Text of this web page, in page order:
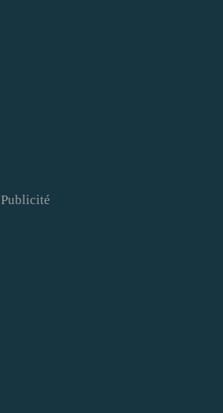
Publicité